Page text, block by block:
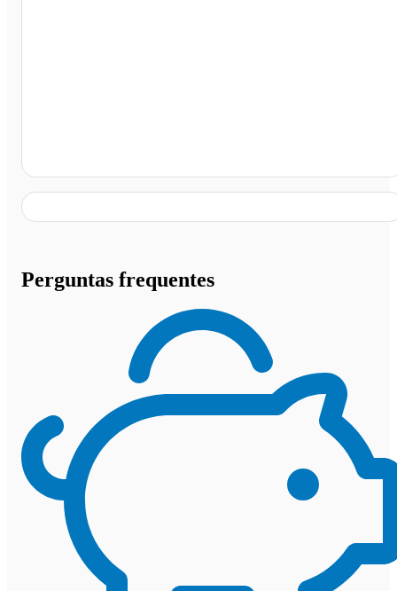
Perguntas frequentes